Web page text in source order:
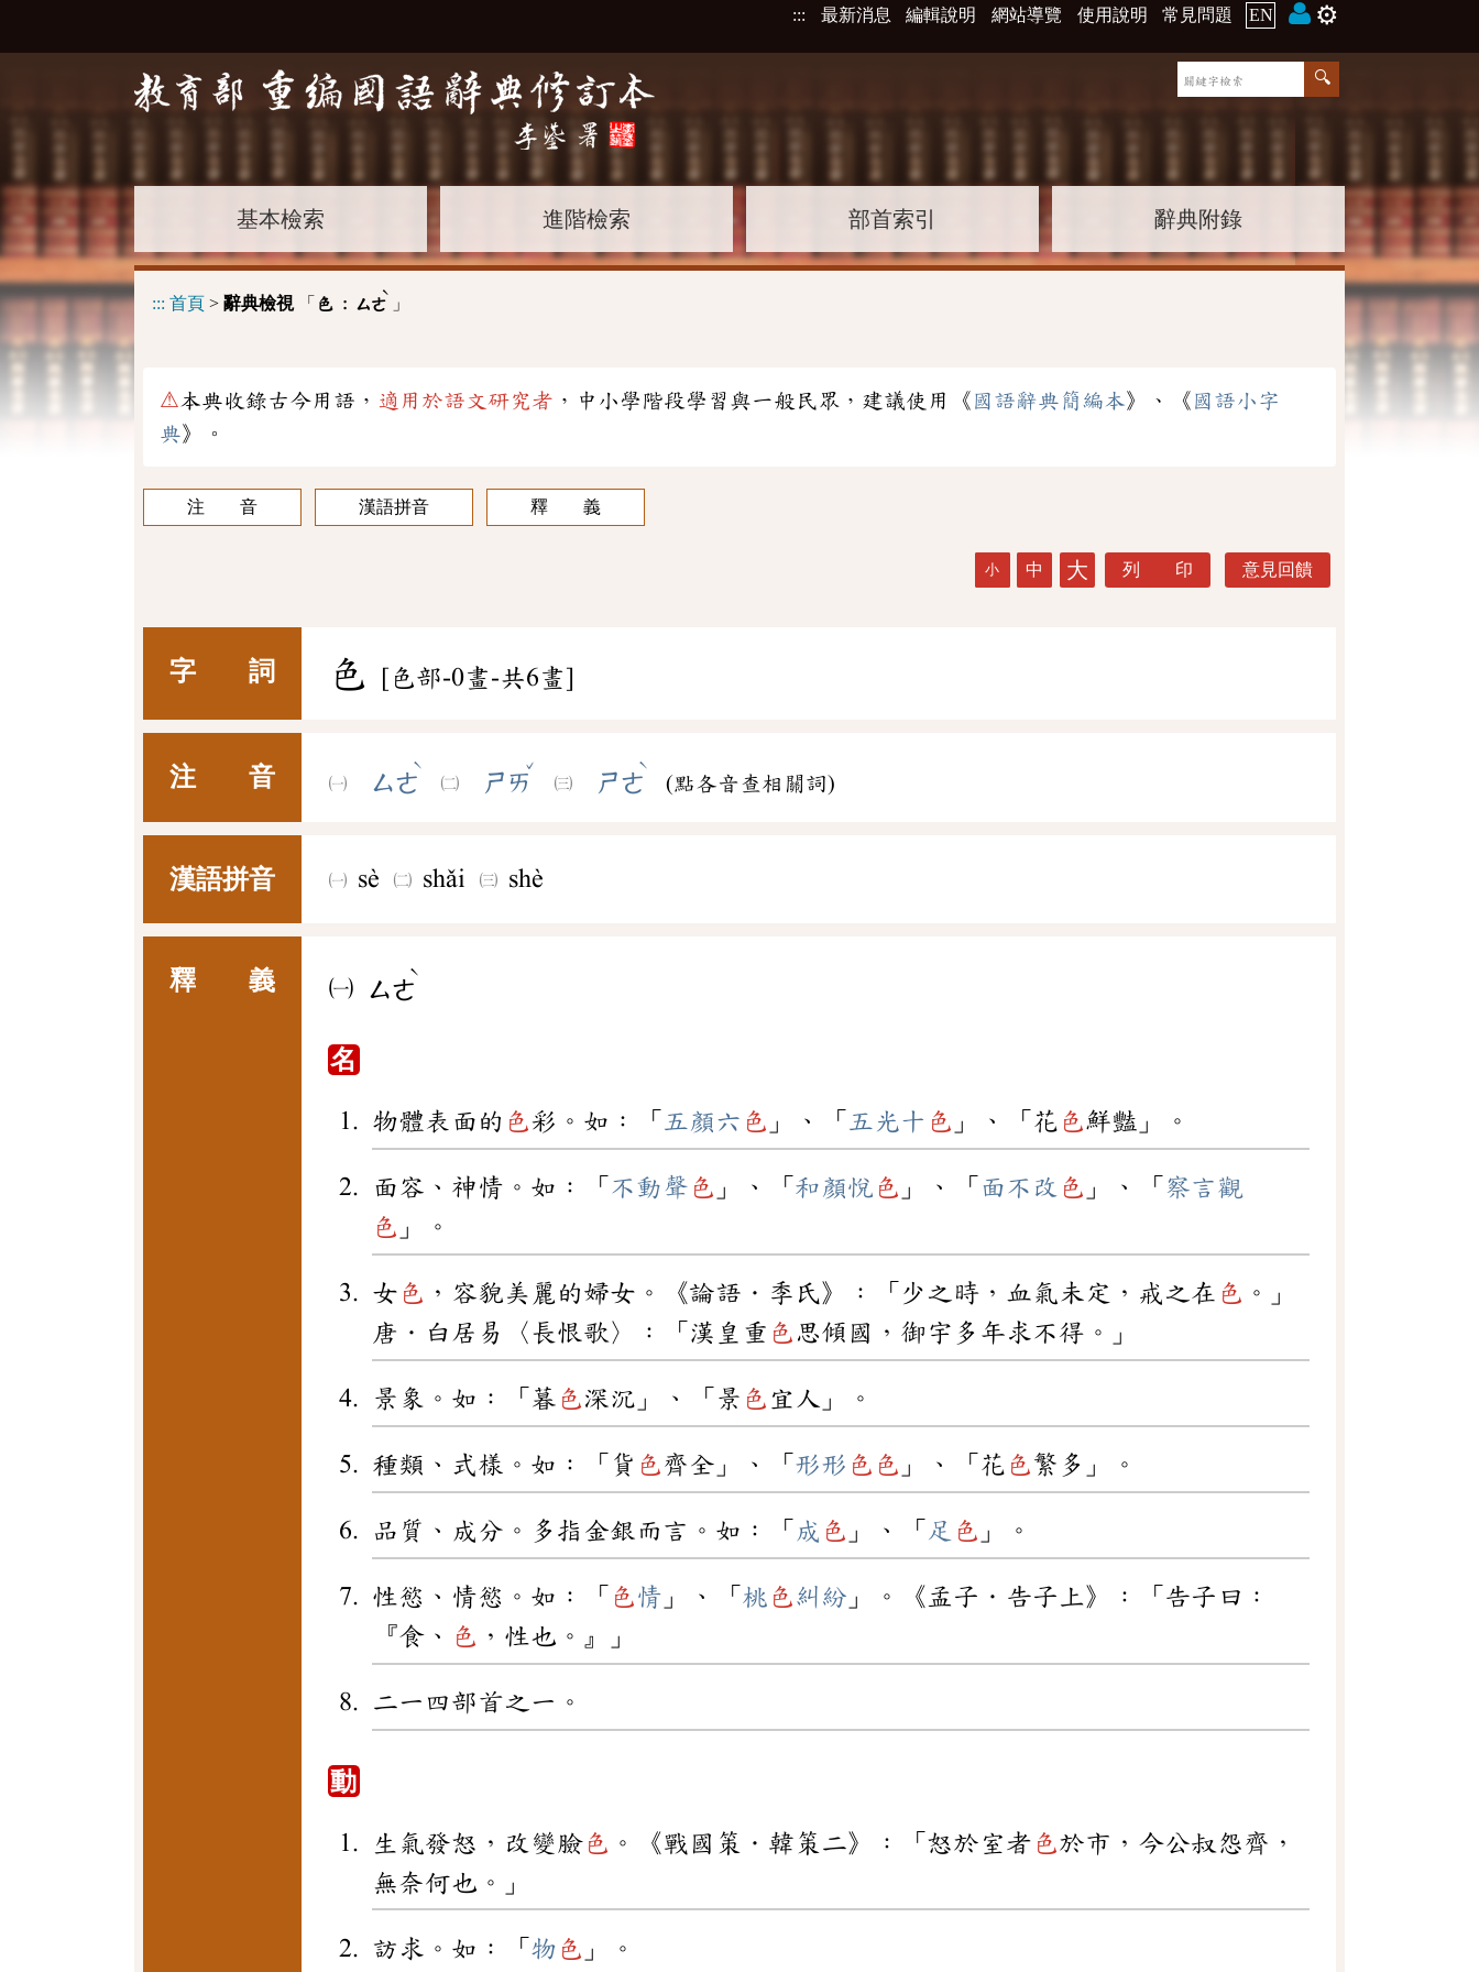
::: 最新消息 編輯說明 網站導覽 使用說明 常見問題 EN ⚙️
基本檢索 進階檢索 部首索引 辭典附錄
::: 首頁 > 辭典檢視「 色 : ㄙㄜ
ˋ
」
⚠本典收錄古今用語， 適用於語文研究者 ，中小學階段學習與一般民眾，建議使用《 國語辭典簡編本》、《 國語小字
典》。
注 音 漢語拼音 釋 義
小 中 大 列 印 意見回饋
字 詞 色 [色部-0畫-共6畫]
注 音 ㄙㄜ
ˋ
ㄕㄞ
ˇ
ㄕㄜ
ˋ
(點各音查相關詞)
漢語拼音 sè shǎi shè
釋 義 ㈠ ㄙㄜ
ˋ
名
物體表面的 色彩。如：「 五顏六 色 」、「 五光十 色 」、「花 色鮮豔」。
面容、神情。如：「 不動聲 色 」、「 和顏悅 色 」、「 面不改 色 」、「 察言觀
色 」。
女 色 ，容貌美麗的婦女。《論語．季氏》：「少之時，血氣未定，戒之在 色 。」
唐．白居易〈長恨歌〉：「漢皇重 色 思傾國，御宇多年求不得。」
景象。如：「暮 色深沉」、「景 色 宜人」。
種類、式樣。如：「貨 色齊全」、「 形形 色 色 」、「花 色繁多」。
品質、成分。多指金銀而言。如：「 成 色 」、「 足 色 」。
性慾、情慾。如：「 色情 」、「 桃 色糾紛 」。《孟子．告子上》：「告子曰：
『食、
色 ，性也。』」
二一四部首之一。
動
生氣發怒，改變臉 色 。《戰國策．韓策二》：「怒於室者 色於市，今公叔怨齊，
無奈何也。」
訪求。如：「 物 色 」。